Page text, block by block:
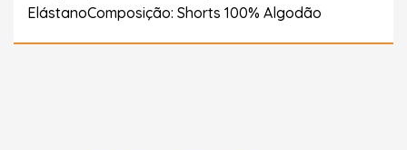
ElástanoComposição: Shorts 100% Algodão